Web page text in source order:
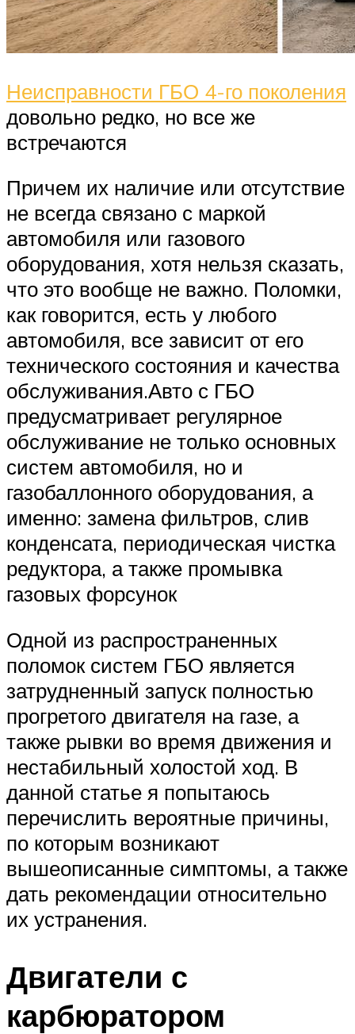
Неисправности ГБО 4-го поколения
довольно редко, но все же
встречаются
Причем их наличие или отсутствие
не всегда связано с маркой
автомобиля или газового
оборудования, хотя нельзя сказать,
что это вообще не важно. Поломки,
как говорится, есть у любого
автомобиля, все зависит от его
технического состояния и качества
обслуживания.Авто с ГБО
предусматривает регулярное
обслуживание не только основных
систем автомобиля, но и
газобаллонного оборудования, а
именно: замена фильтров, слив
конденсата, периодическая чистка
редуктора, а также промывка
газовых форсунок
Одной из распространенных
поломок систем ГБО является
затрудненный запуск полностью
прогретого двигателя на газе, а
также рывки во время движения и
нестабильный холостой ход. В
данной статье я попытаюсь
перечислить вероятные причины,
по которым возникают
вышеописанные симптомы, а также
дать рекомендации относительно
их устранения.
Двигатели с
карбюратором